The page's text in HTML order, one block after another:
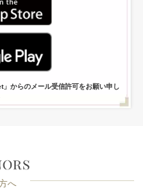
からのメール受信許可をお願い申し
へ